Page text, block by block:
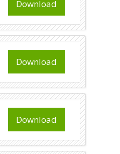
Download
Download
Download